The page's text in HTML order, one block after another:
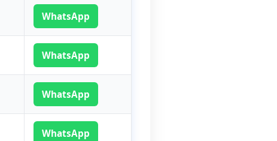
WhatsApp
WhatsApp
WhatsApp
WhatsApp